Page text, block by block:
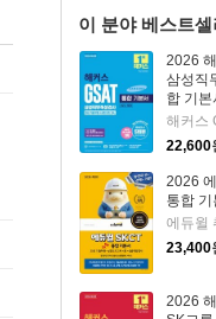
이 분야 베스트셀
2026
삼성직
합 기
형+실
리/추리)
22,600
2026
통합 기
23,400
2026